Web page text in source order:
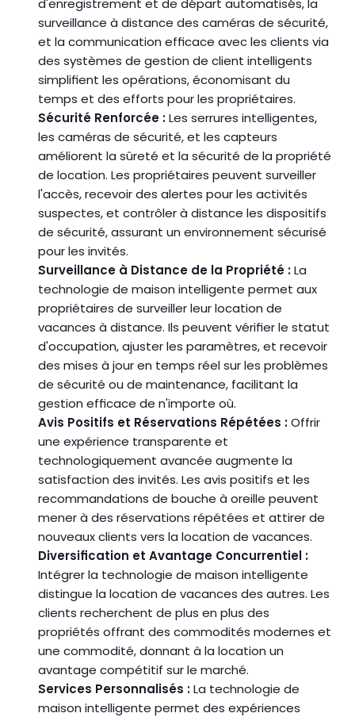
d'enregistrement et de départ automatisés, la
surveillance à distance des caméras de sécurité,
et la communication efficace avec les clients via
des systèmes de gestion de client intelligents
simplifient les opérations, économisant du
temps et des efforts pour les propriétaires.
Sécurité Renforcée : Les serrures intelligentes,
les caméras de sécurité, et les capteurs
améliorent la sûreté et la sécurité de la propriété
de location. Les propriétaires peuvent surveiller
l'accès, recevoir des alertes pour les activités
suspectes, et contrôler à distance les dispositifs
de sécurité, assurant un environnement sécurisé
pour les invités.
Surveillance à Distance de la Propriété : La
technologie de maison intelligente permet aux
propriétaires de surveiller leur location de
vacances à distance. Ils peuvent vérifier le statut
d'occupation, ajuster les paramètres, et recevoir
des mises à jour en temps réel sur les problèmes
de sécurité ou de maintenance, facilitant la
gestion efficace de n'importe où.
Avis Positifs et Réservations Répétées : Offrir
une expérience transparente et
technologiquement avancée augmente la
satisfaction des invités. Les avis positifs et les
recommandations de bouche à oreille peuvent
mener à des réservations répétées et attirer de
nouveaux clients vers la location de vacances.
Diversification et Avantage Concurrentiel :
Intégrer la technologie de maison intelligente
distingue la location de vacances des autres. Les
clients recherchent de plus en plus des
propriétés offrant des commodités modernes et
une commodité, donnant à la location un
avantage compétitif sur le marché.
Services Personnalisés : La technologie de
maison intelligente permet des expériences